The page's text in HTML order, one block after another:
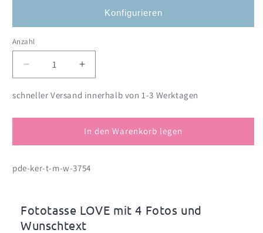
Konfigurieren
Anzahl
Anzahl
Verringere
die
Menge
LOVE
mit
Wunschtext
Erhöhe
die
Menge
LOVE
Fototasse
mit
Wunschtext
schneller Versand innerhalb von 1-3 Werktagen
In den Warenkorb legen
pde-ker-t-m-w-3754
Fototasse LOVE mit 4 Fotos und
Wunschtext